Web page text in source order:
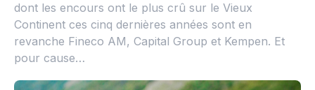
dont les encours ont le plus crû sur le Vieux
Continent ces cinq dernières années sont en
revanche Fineco AM, Capital Group et Kempen. Et
pour cause…